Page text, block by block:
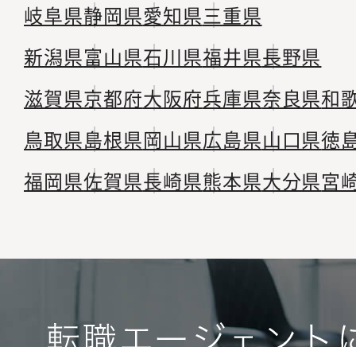
岐阜県静岡県愛知県三重県
新潟県富山県石川県福井県長野県
滋賀県京都府大阪府兵庫県奈良県和
鳥取県島根県岡山県広島県山口県徳
福岡県佐賀県長崎県熊本県大分県宮